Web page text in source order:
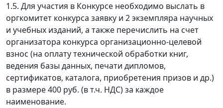
1.5. Для участия в Конкурсе необходимо выслать в
оргкомитет конкурса заявку и 2 экземпляра научных
и учебных изданий, а также перечислить на счет
организатора конкурса организационно-целевой
взнос (на оплату технической обработки книг,
ведения базы данных, печати дипломов,
сертификатов, каталога, приобретения призов и др.)
в размере 400 руб. (в т.ч. НДС) за каждое
наименование.